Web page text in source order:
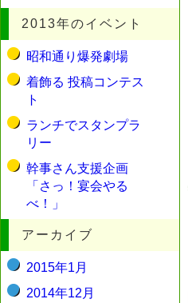
2013年のイベント
昭和通り爆発劇場
着飾る 投稿コンテス
ト
ランチでスタンプラ
リー
幹事さん支援企画
「さっ！宴会やる
べ！」
アーカイブ
2015年1月
2014年12月